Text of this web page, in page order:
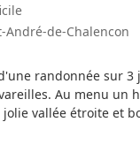
André-de-Chalencon
randonnée sur 3
Au menu un
vallée étroite et